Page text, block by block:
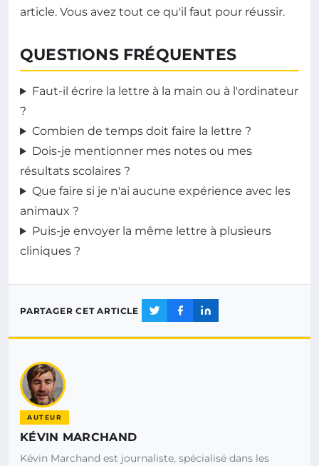
article. Vous avez tout ce qu'il faut pour réussir.
QUESTIONS FRÉQUENTES
Faut-il écrire la lettre à la main ou à l'ordinateur
?
Combien de temps doit faire la lettre ?
Dois-je mentionner mes notes ou mes
résultats scolaires ?
Que faire si je n'ai aucune expérience avec les
animaux ?
Puis-je envoyer la même lettre à plusieurs
cliniques ?
PARTAGER CET ARTICLE
AUTEUR
KÉVIN MARCHAND
Kévin Marchand est journaliste, spécialisé dans les